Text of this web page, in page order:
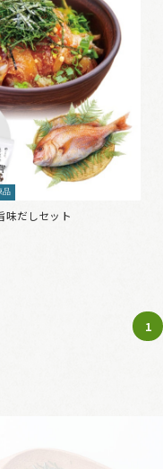
品
味だしセット
1